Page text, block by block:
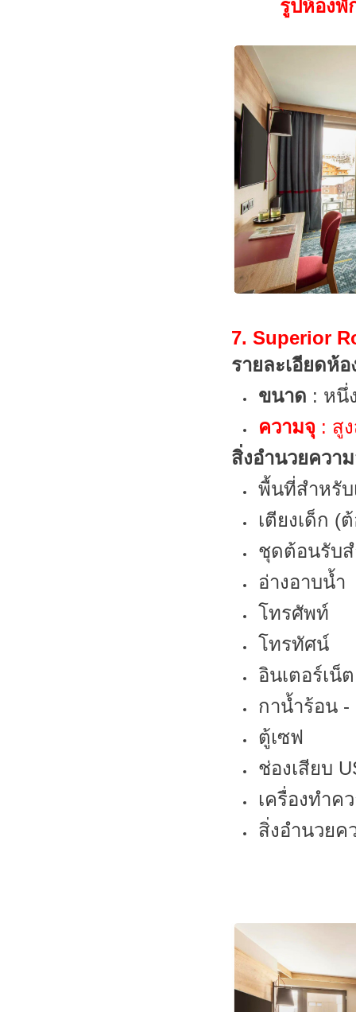
รูปห้องพั
7. Superior
รายละเอียดห้อ
ขนาด : หนึ่
ความจุ : สู
สิ่งอำนวยควา
พื้นที่สำหรับ
เตียงเด็ก (
ชุดต้อนรับส
อ่างอาบน้ำ
โทรศัพท์
โทรทัศน์
อินเตอร์เน็ต
กาน้ำร้อน
ตู้เซฟ
ช่องเสียบ
เครื่องทำค
สิ่งอำนวยค